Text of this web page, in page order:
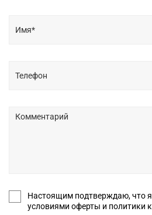
Настоящим подтверждаю, что я